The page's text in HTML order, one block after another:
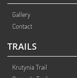
Gallery
Contact
TRAILS
Krutynia Trail